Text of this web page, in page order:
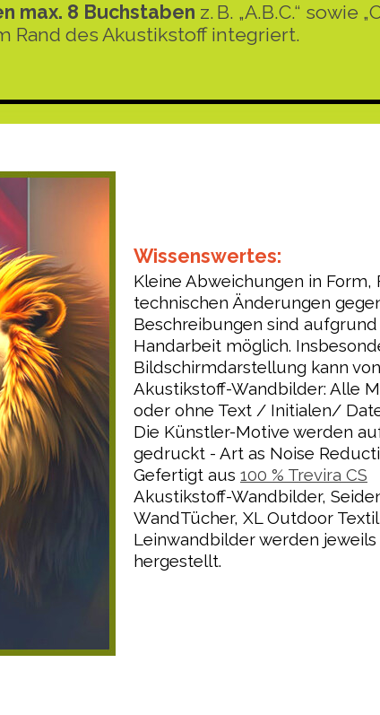
max. 8 Buchstaben z. B. „A.B.C.“ sowie
Rand des Akustikstoff integriert.
Wissenswertes:
Kleine Abweichungen in Form,
technischen Änderungen
Beschreibungen sind
Handarbeit möglich.
Bildschirmdarstellung kann
Akustikstoff-Wandbilder: Alle
oder ohne Text / Initialen/
Die Künstler-Motive werden
gedruckt - Art as Noise
Gefertigt aus 100 % Trevira CS
Akustikstoff-Wandbilder,
WandTücher, XL Outdoor
Leinwandbilder werden
hergestellt.